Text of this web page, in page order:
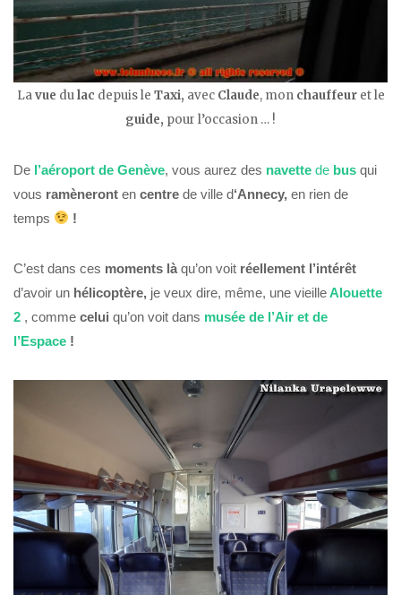
Lavue dulac depuis le Taxi, avec Claude, mon chauffeuret le
guide, pour l’occasion … !
De l’aéroport de Genève, vous aurez des navette de bus qui
vous ramèneront en centre de ville d‘Annecy, en rien de
temps
!
C’est dans ces moments là qu’on voit réellement l’intérêt
d’avoir un hélicoptère, je veux dire, même, une vieilleAlouette
2 , comme celui qu’on voit dans musée de l’Air et de
l’Espace !